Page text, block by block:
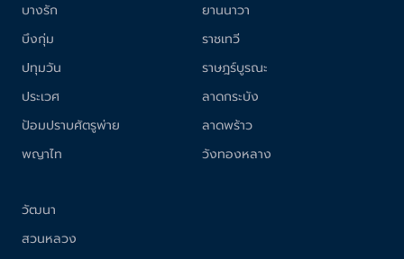
บางรัก
บึงกุ่ม
ปทุมวัน
ประเวศ
ป้อมปราบศัตรูพ่าย
พญาไท
ยานนาวา
ราชเทวี
ราษฎร์บูรณะ
ลาดกระบัง
ลาดพร้าว
วังทองหลาง
วัฒนา
สวนหลวง